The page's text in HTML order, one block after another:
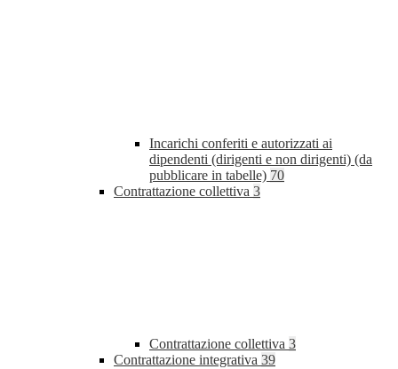
Incarichi conferiti e autorizzati ai
dipendenti (dirigenti e non dirigenti) (da
pubblicare in tabelle) 70
Contrattazione collettiva 3
Contrattazione collettiva 3
Contrattazione integrativa 39